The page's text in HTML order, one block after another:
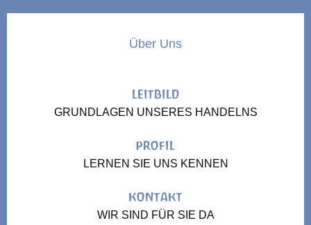
Über Uns
LEITBILD
GRUNDLAGEN UNSERES HANDELNS
PROFIL
LERNEN SIE UNS KENNEN
KONTAKT
WIR SIND FÜR SIE DA